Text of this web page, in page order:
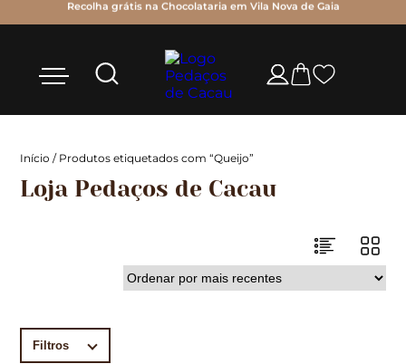
Recolha grátis na Chocolataria em Vila Nova de Gaia
Início / Produtos etiquetados com “Queijo”
Loja Pedaços de Cacau
Filtros